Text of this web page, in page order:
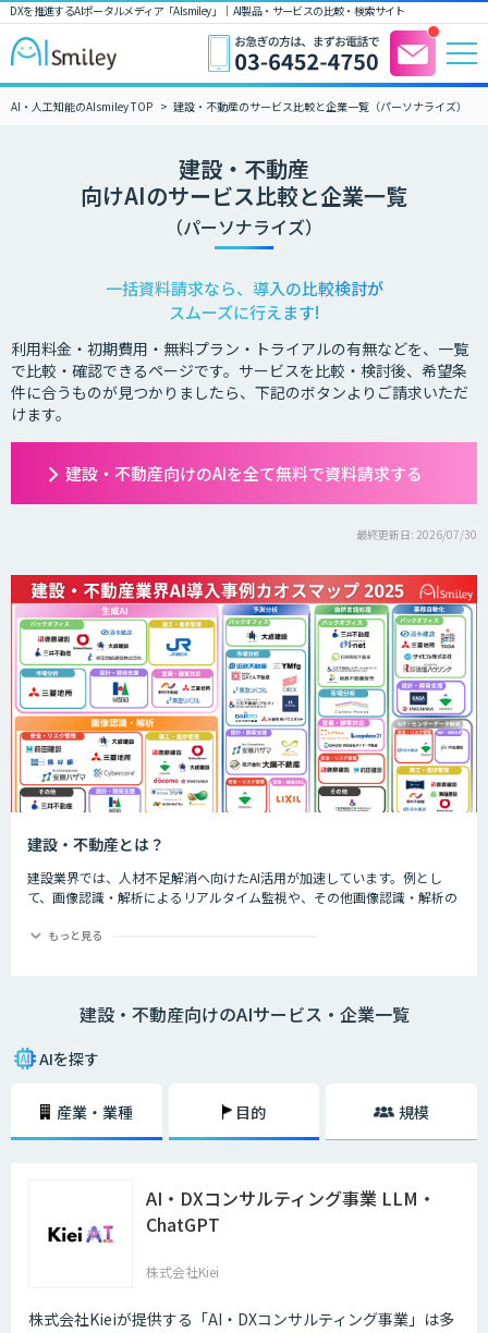
DXを推進するAIポータルメディア「AIsmiley」｜ AI製品・サービスの比較・検索サイト
AI・人工知能のAIsmiley TOP 建設・不動産のサービス比較と企業一覧（パーソナライズ）
建設・不動産
向けAIのサービス比較と企業一覧
（パーソナライズ）
一括資料請求なら、導入の比較検討が
スムーズに行えます!
利用料金・初期費用・無料プラン・トライアルの有無などを、一覧
で比較・確認できるページです。サービスを比較・検討後、希望条
件に合うものが見つかりましたら、下記のボタンよりご請求いただ
けます。
建設・不動産向けのAIを全て無料で資料請求する
最終更新日: 2026/07/30
建設・不動産とは？
建設業界では、人材不足解消へ向けたAI活用が加速しています。例とし
て、画像認識・解析によるリアルタイム監視や、その他画像認識・解析の
技術継承・ナレッジ共有のシーンでもAIサービスが多く活用されていま
活用することで膨大なデータをリアルタイムに分析し、迅速かつ精度の高
もっと見る
建設・不動産向けのAIサービス・企業一覧
AIを探す
産業・業種 目的 規模
AI・DXコンサルティング事業 LLM・
ChatGPT
株式会社Kiei
株式会社Kieiが提供する「AI・DXコンサルティング事業」は多